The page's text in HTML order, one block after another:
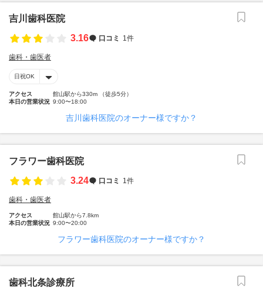
吉川歯科医院
3.16
口コミ 1件
歯科・歯医者
日祝OK
アクセス
館山駅から330m （徒歩5分）
本日の営業状況 9:00〜18:00
吉川歯科医院のオーナー様ですか？
フラワー歯科医院
3.24
口コミ 1件
歯科・歯医者
アクセス
館山駅から7.8km
本日の営業状況 9:00〜20:00
フラワー歯科医院のオーナー様ですか？
歯科北条診療所